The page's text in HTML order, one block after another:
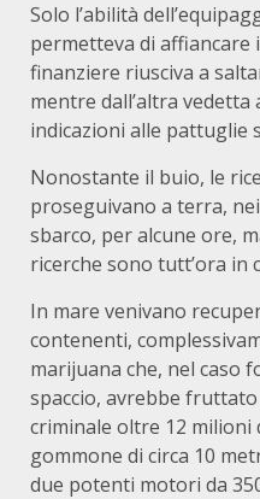
Solo l’abilità
permetteva di affiancare
finanziere riusciva a
mentre dall’altra
indicazioni alle pattuglie
Nonostante il buio, le
proseguivano a terra,
sbarco, per alcune ore,
ricerche sono tutt’ora in
In mare venivano
contenenti,
marijuana che, nel caso
spaccio, avrebbe
criminale oltre 12 milioni
gommone di circa 10
due potenti motori da